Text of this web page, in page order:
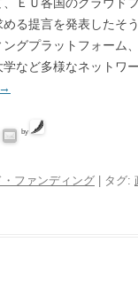
る提言を発表したそ
グプラットフォーム
など多様なネットワ
→
by
・ファンディング | タグ: